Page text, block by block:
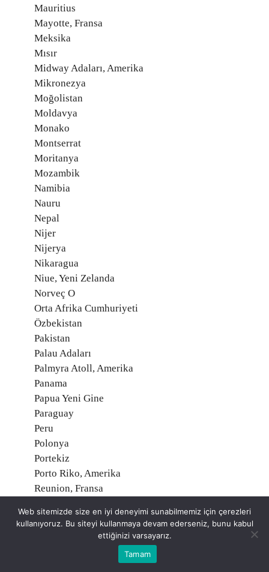
Mauritius
Mayotte, Fransa
Meksika
Mısır
Midway Adaları, Amerika
Mikronezya
Moğolistan
Moldavya
Monako
Montserrat
Moritanya
Mozambik
Namibia
Nauru
Nepal
Nijer
Nijerya
Nikaragua
Niue, Yeni Zelanda
Norveç O
Orta Afrika Cumhuriyeti
Özbekistan
Pakistan
Palau Adaları
Palmyra Atoll, Amerika
Panama
Papua Yeni Gine
Paraguay
Peru
Polonya
Portekiz
Porto Riko, Amerika
Reunion, Fransa
Ruanda
Rusya Federasyonu
Saint Helena, İngiltere
Saint Martin, Fransa
Web sitemizde size en iyi deneyimi sunabilmemiz için çerezleri
kullanıyoruz. Bu siteyi kullanmaya devam ederseniz, bunu kabul
ettiğinizi varsayarız.
Tamam